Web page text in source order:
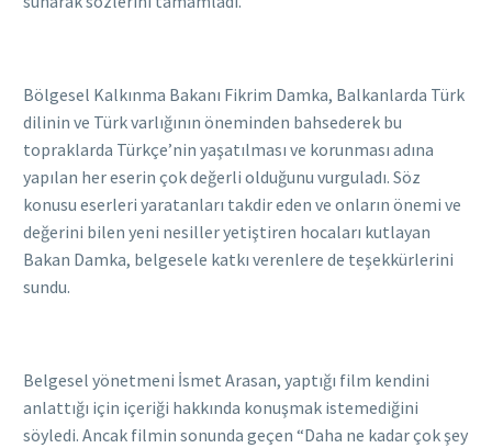
Bölgesel Kalkınma Bakanı Fikrim Damka, Balkanlarda Türk
dilinin ve Türk varlığının öneminden bahsederek bu
topraklarda Türkçe’nin yaşatılması ve korunması adına
yapılan her eserin çok değerli olduğunu vurguladı. Söz
konusu eserleri yaratanları takdir eden ve onların önemi ve
değerini bilen yeni nesiller yetiştiren hocaları kutlayan
Bakan Damka, belgesele katkı verenlere de teşekkürlerini
sundu.
Belgesel yönetmeni İsmet Arasan, yaptığı film kendini
anlattığı için içeriği hakkında konuşmak istemediğini
söyledi. Ancak filmin sonunda geçen “Daha ne kadar çok şey